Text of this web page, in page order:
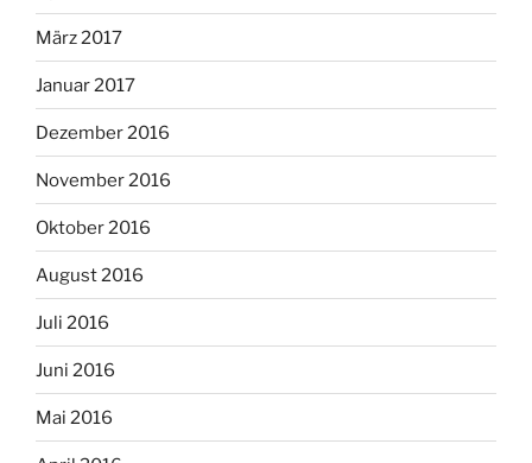
März 2017
Januar 2017
Dezember 2016
November 2016
Oktober 2016
August 2016
Juli 2016
Juni 2016
Mai 2016